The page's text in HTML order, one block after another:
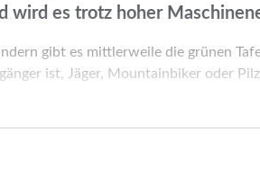
wird es trotz hoher
gibt es mittlerweile die grünen
ist, Jäger, Mountainbiker oder